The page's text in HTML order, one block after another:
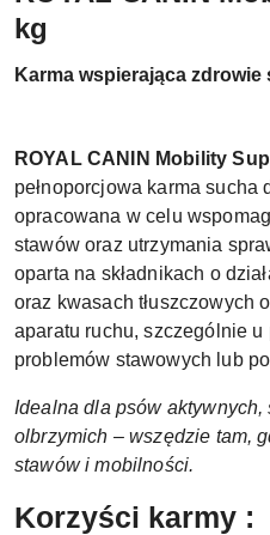
kg
Karma wspierająca
ROYAL CANIN Mobility
pełnoporcjowa karma sucha
opracowana w celu
stawów oraz utrzymania
oparta na składnikach o
oraz kwasach tłuszczowych
aparatu ruchu, szczególnie
problemów stawowych lub
Idealna dla psów
olbrzymich – wszędzie tam,
stawów i mobilności.
Korzyści karmy :